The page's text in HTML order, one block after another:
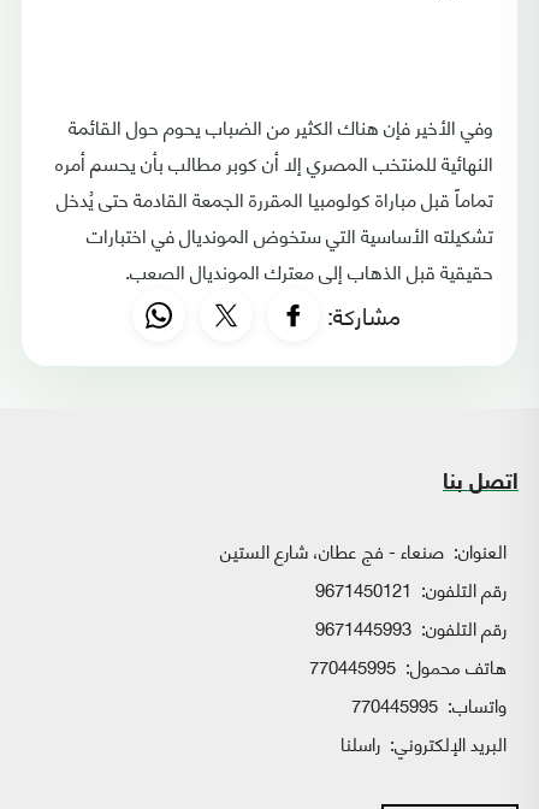
وفي الأخير فإن هناك الكثير من الضباب يحوم حول القائمة
النهائية للمنتخب المصري إلا أن كوبر مطالب بأن يحسم أمره
تماماً قبل مباراة كولومبيا المقررة الجمعة القادمة حتى يُدخل
تشكيلته الأساسية التي ستخوض المونديال في اختبارات
حقيقية قبل الذهاب إلى معترك المونديال الصعب.
مشاركة:
اتصل بنا
العنوان: صنعاء - فج عطان، شارع الستين
رقم التلفون: 9671450121
رقم التلفون: 9671445993
هاتف محمول: 770445995
واتساب:
البريد الإلكتروني: راسلنا